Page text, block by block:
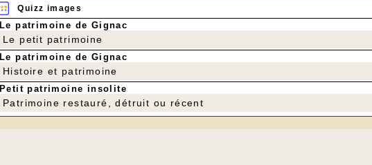
Quizz images
Le patrimoine de Gignac
Le petit patrimoine
Le patrimoine de Gignac
Histoire et patrimoine
Petit patrimoine insolite
Patrimoine restauré, détruit ou récent